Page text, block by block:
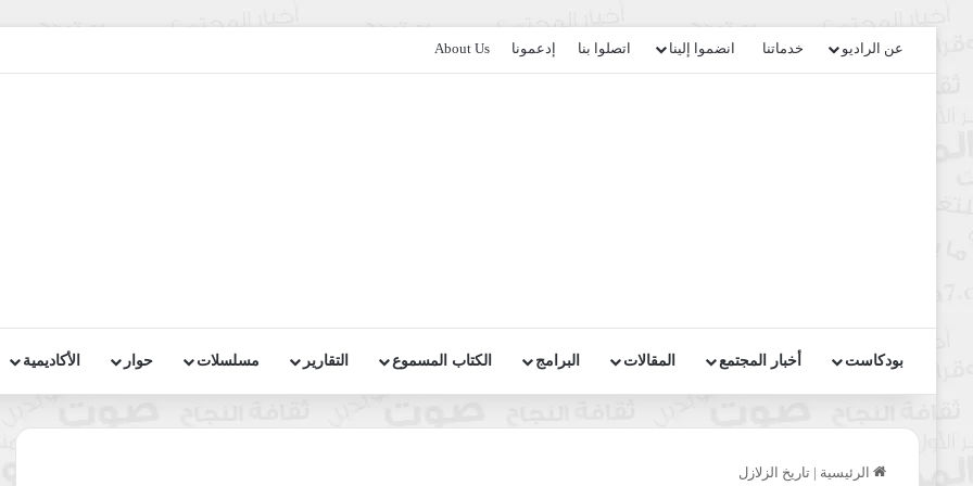
عن الراديو خدماتنا انضموا إلينا اتصلوا بنا إدعمونا About Us
بودكاست أخبار المجتمع المقالات البرامج الكتاب المسموع التقارير مسلسلات حوار الأكاديمية
الرئيسية | تاريخ الزلازل